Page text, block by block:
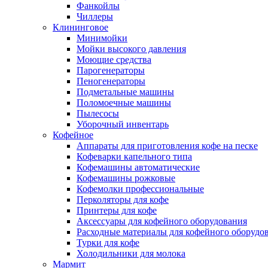
Фанкойлы
Чиллеры
Клининговое
Минимойки
Мойки высокого давления
Моющие средства
Парогенераторы
Пеногенераторы
Подметальные машины
Поломоечные машины
Пылесосы
Уборочный инвентарь
Кофейное
Аппараты для приготовления кофе на песке
Кофеварки капельного типа
Кофемашины автоматические
Кофемашины рожковые
Кофемолки профессиональные
Перколяторы для кофе
Принтеры для кофе
Аксессуары для кофейного оборудования
Расходные материалы для кофейного
Турки для кофе
Холодильники для молока
Мармит